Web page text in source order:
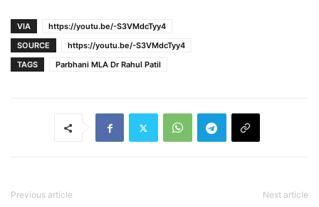
VIA
https://youtu.be/-S3VMdcTyy4
SOURCE
https://youtu.be/-S3VMdcTyy4
TAGS
Parbhani MLA Dr Rahul Patil
Previous article Next article